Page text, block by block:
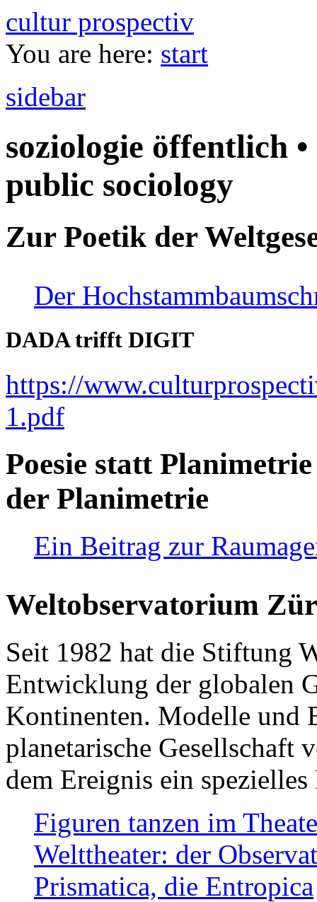
cultur prospectiv
You are here: start
sidebar
soziologie öffentlich
public sociology
Zur Poetik der
Der
DADA trifft DIGIT
https://
1.pdf
Poesie statt
der Planimetrie
Ein Beitrag zur
Weltobservatorium
Seit 1982 hat die Stiftung
Entwicklung der globalen
Kontinenten. Modelle und
planetarische Gesellschaft
dem Ereignis ein
Figuren tanzen im
Welttheater: der
Prismatica, die Entropica